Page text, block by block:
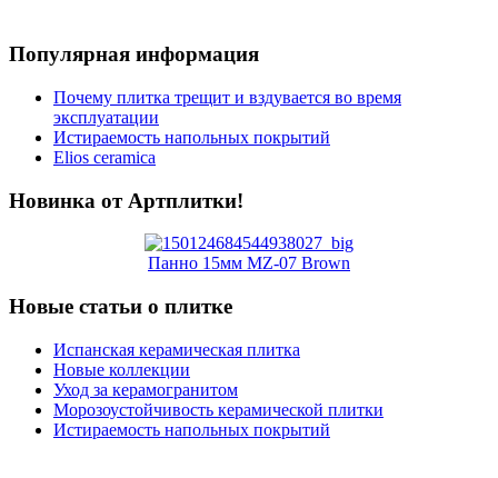
Популярная информация
Почему плитка трещит и вздувается во время
эксплуатации
Истираемость напольных покрытий
Elios ceramica
Новинка от Артплитки!
Панно 15мм MZ-07 Brown
Новые статьи о плитке
Испанская керамическая плитка
Новые коллекции
Уход за керамогранитом
Морозоустойчивость керамической плитки
Истираемость напольных покрытий